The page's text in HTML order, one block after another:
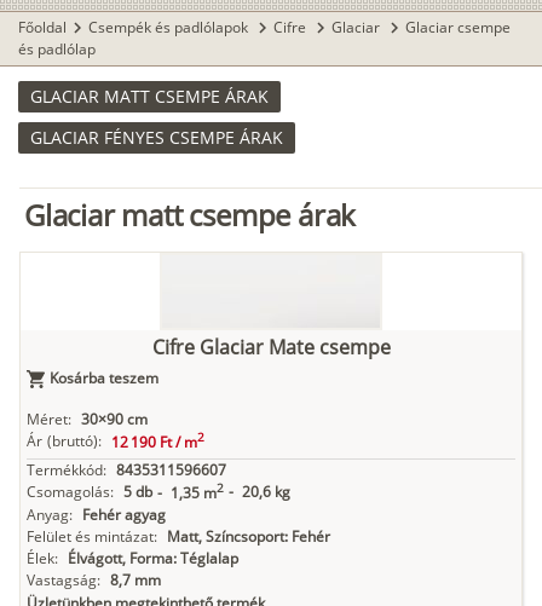
Főoldal chevron_right Csempék és padlólapok chevron_right Cifre chevron_right Glaciar chevron_right Glaciar csempe
és padlólap
GLACIAR MATT CSEMPE ÁRAK
GLACIAR FÉNYES CSEMPE ÁRAK
Glaciar matt csempe árak
Cifre Glaciar Mate csempe
Kosárba teszem
Méret: 30×90 cm
Ár (bruttó): 12 190 Ft /m2
Termékkód: 8435311596607
Csomagolás: 5 db - 1,35 m2 - 20,6 kg
Anyag: Fehér agyag
Felület és mintázat: Matt, Színcsoport: Fehér
Élek: Élvágott, Forma: Téglalap
Vastagság: 8,7 mm